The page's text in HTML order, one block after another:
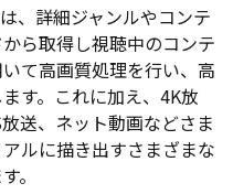
、詳細ジャンルやコンテ
ら取得し視聴中のコンテ
て高画質処理を行い、高
す。これに加え、4K放
送、ネット動画などさま
ルに描き出すさまざまな
。